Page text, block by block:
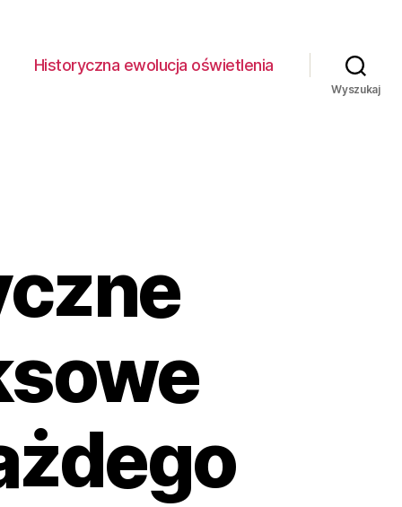
Historyczna ewolucja oświetlenia
Wyszukaj